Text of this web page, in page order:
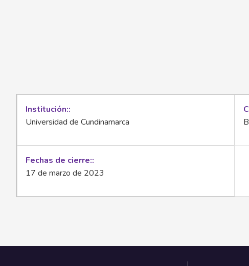
Institución:
Universidad de Cundinamarca
Fechas de cierre:
17 de marzo de 2023